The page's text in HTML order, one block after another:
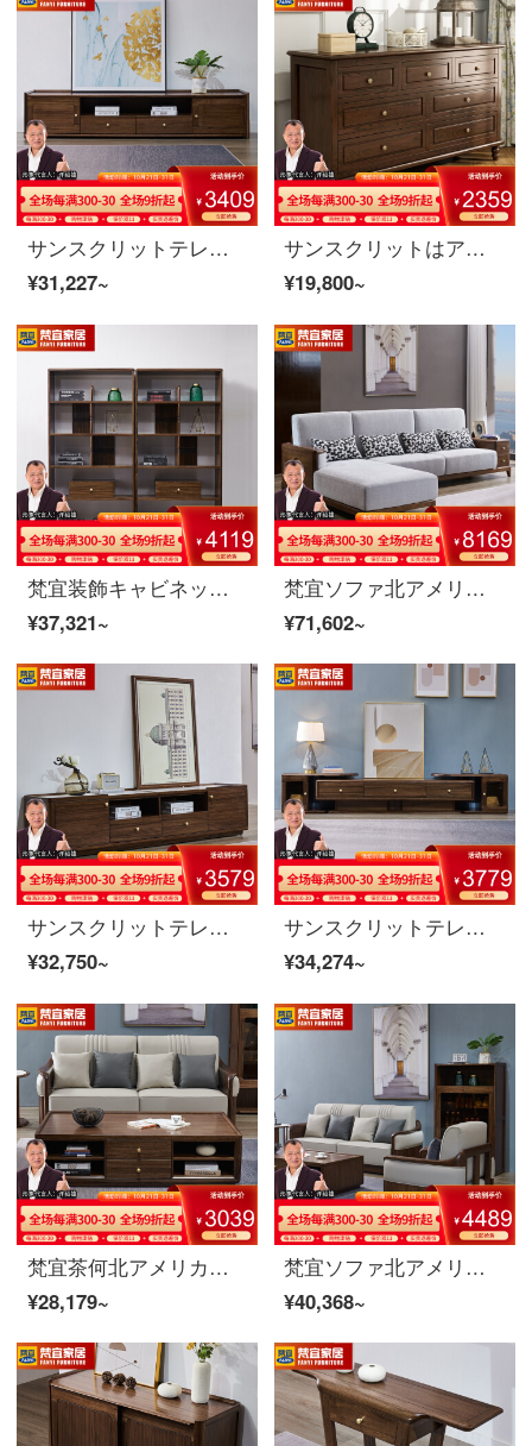
サンスクリットテレビキャビネット北米のブラック胡桃の木の実木テレビキャビネットアメリカのテレビキャビネットのリビングキャビネットのキャビネットの映画とテレビのキャビネット北米の黒い胡桃の木のテレビキャビネット8 K 03
¥31,227~
サンスクリットはアメリカーベッドルームの斗箱の木の戸棚の7つの斗が収納して物の逸品の家具の胡桃色の7つの箱を保管するべきです。
¥19,800~
梵宜装飾キャビネット間キャビネット北米黒胡桃の木の実のキャビネットアメリカの客間の屏風の仕切り棚の玄関の戸棚の両面のキャビネットの装飾の簡単なキャビネットの8 K 09〓〓間のホールのキャビネットの北米の黒胡桃の木
¥37,321~
梵宜ソファ北アメリカ黒胡桃の木の実木ソファ1+2+3セットの布芸単双三人のソファーの大きさと部屋型のアメリカンソファが簡単にリビングの家具を予約します。8 W 10の三人の位+貴妃北米の黒胡桃の木
¥71,602~
サンスクリットテレビキャビネット北米の黒いクルミの木の実木のテレビの箱の2.0メートルのアメリカ式のテレビキャビネットの客間の戸棚の映画とテレビの箱の暗いクルミの色のテレビの箱の8 K 01〓テレビの箱北米の暗いクルミの木
¥32,750~
サンスクリットテレビキャビネット北米の黒いクルミの木の実木のテレビのキャビネットはアメリカンテレビの客間の戸棚の映画とテレビの箱の暗いクルミの色のテレビの箱の8 K 02〓〓テレビの箱の北米の暗いクルミの木の木に伸縮することができます
¥34,274~
梵宜茶何北アメリカ黒胡桃の木の実の木の茶の何の小さい家型のアメリカン茶何は簡単に茶の引き出しを持ってお茶のテーブルを浸します。
¥28,179~
梵宜ソファ北アメリカ黒胡桃の木の実木ソファ1+2+3セットの布芸単双三人のソファーの大きさと部屋型のアメリカンソファを簡単に予約します。8 W 01シングルルームは北アメリカの黒胡桃の木です。
¥40,368~